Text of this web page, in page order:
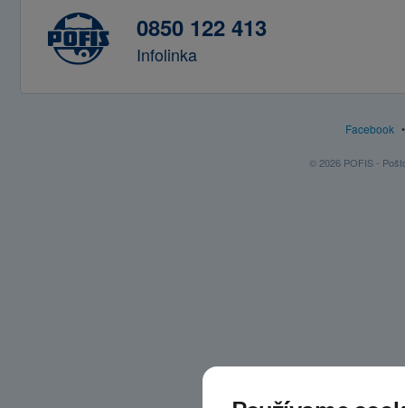
0850 122 413
Infolinka
Facebook
© 2026 POFIS -